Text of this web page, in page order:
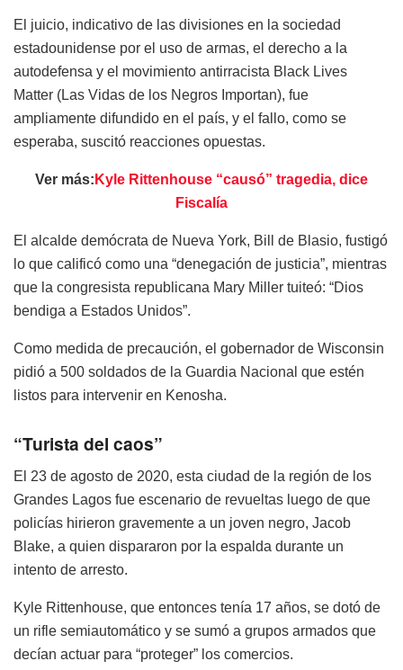
El juicio, indicativo de las divisiones en la sociedad
estadounidense por el uso de armas, el derecho a la
autodefensa y el movimiento antirracista Black Lives
Matter (Las Vidas de los Negros Importan), fue
ampliamente difundido en el país, y el fallo, como se
esperaba, suscitó reacciones opuestas.
Ver más: Kyle Rittenhouse “causó” tragedia, dice
Fiscalía
El alcalde demócrata de Nueva York, Bill de Blasio, fustigó
lo que calificó como una “denegación de justicia”, mientras
que la congresista republicana Mary Miller tuiteó: “Dios
bendiga a Estados Unidos”.
Como medida de precaución, el gobernador de Wisconsin
pidió a 500 soldados de la Guardia Nacional que estén
listos para intervenir en Kenosha.
“Turista del caos”
El 23 de agosto de 2020, esta ciudad de la región de los
Grandes Lagos fue escenario de revueltas luego de que
policías hirieron gravemente a un joven negro, Jacob
Blake, a quien dispararon por la espalda durante un
intento de arresto.
Kyle Rittenhouse, que entonces tenía 17 años, se dotó de
un rifle semiautomático y se sumó a grupos armados que
decían actuar para “proteger” los comercios.